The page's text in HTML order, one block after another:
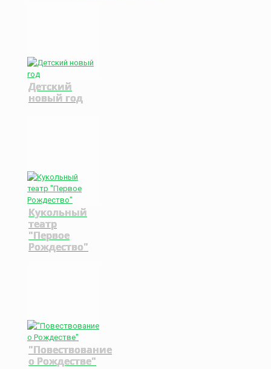
Детский
новый год
Кукольный
театр
"Первое
Рождество"
"Повествование
о Рождестве"